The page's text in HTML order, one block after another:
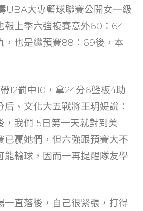
UBA大專籃球聯賽公開女一級
報上季六強複賽意外60：64
，也是繼預賽88：69後，本
12罰中10，拿24分6籃板4助
、文化大五戰將王玥媞說：
，我們15日第一天就對到美
已贏她們，但六強跟預賽大不
能輸球，因而一再提醒隊友學
一直落後，自己很緊張，打得